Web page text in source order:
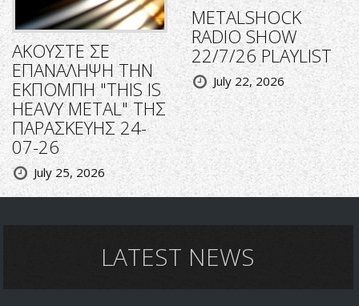
ΑΚΟΥΣΤΕ ΣΕ
ΕΠΑΝΑΛΗΨΗ ΤΗΝ
ΕΚΠΟΜΠΗ "THIS IS
HEAVY METAL" ΤΗΣ
ΠΑΡΑΣΚΕΥΗΣ 24-
07-26
July 25, 2026
METALSHOCK
RADIO SHOW
22/7/26 PLAYLIST
July 22, 2026
LATEST NEWS